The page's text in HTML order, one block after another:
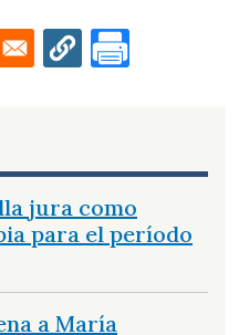
jura como
para el período
a María